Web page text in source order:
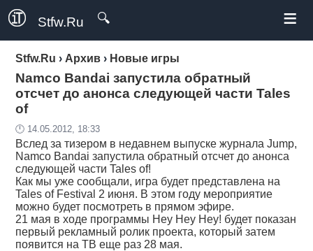
Stfw.Ru 🔍 ≡
Stfw.Ru › Архив › Новые игры
Namco Bandai запустила обратный
отсчет до анонса следующей части Tales
of
🕛 14.05.2012, 18:33
Вслед за тизером в недавнем выпуске журнала Jump,
Namco Bandai запустила обратный отсчет до анонса
следующей части Tales of!
Как мы уже сообщали, игра будет представлена на
Tales of Festival 2 июня. В этом году мероприятие
можно будет посмотреть в прямом эфире.
21 мая в ходе программы Hey Hey Hey! будет показан
первый рекламный ролик проекта, который затем
появится на ТВ еще раз 28 мая.